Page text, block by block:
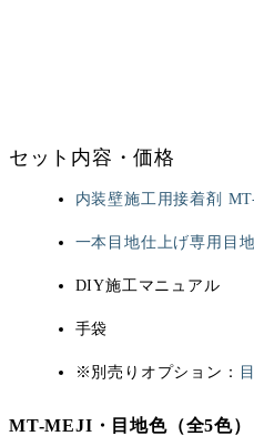
セット内容・価格
内装壁施工用接着剤
一本目地仕上げ専用目
DIY施工マニュアル
手袋
※別売りオプション：
MT-MEJI・目地色（全5色）